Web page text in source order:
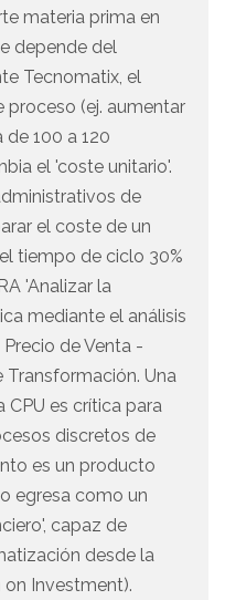
materia prima en
depende del
Tecnomatix, el
proceso (ej. aumentar
100 a 120
el 'coste unitario'.
de
el coste de un
tiempo de ciclo 30%
'Analizar la
mediante el análisis
de Venta -
Una
es crítica para
discretos de
es un producto
egresa como un
capaz de
desde la
on Investment).